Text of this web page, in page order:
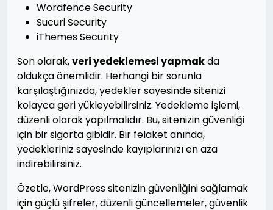
Wordfence Security
Sucuri Security
iThemes Security
Son olarak,veri yedeklemesi yapmakda
oldukça önemlidir. Herhangi bir sorunla
karşılaştığınızda, yedekler sayesinde sitenizi
kolayca geri yükleyebilirsiniz. Yedekleme işlemi,
düzenli olarak yapılmalıdır. Bu, sitenizin güvenliği
için bir sigorta gibidir. Bir felaket anında,
yedekleriniz sayesinde kayıplarınızı en aza
indirebilirsiniz.
Özetle, WordPress sitenizin güvenliğini sağlamak
için güçlü şifreler, düzenli güncellemeler, güvenlik